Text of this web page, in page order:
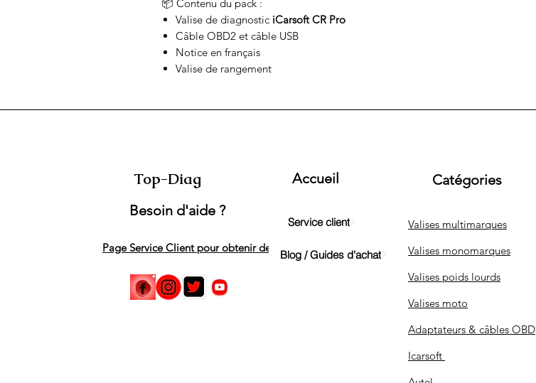
📦 Contenu du pack :
Valise de diagnostic iCarsoft CR Pro
Câble OBD2 et câble USB
Notice en français
Valise de rangement
Top-Diag
Besoin d'aide ?
Page Service Client pour obtenir de l'aide
Accueil
Service client
Blog / Guides d'achat
Catégories
Valises multimarques
Valises monomarques
Valises poids lourds
Valises moto
Adaptateurs & câbles OBD
Icarsoft